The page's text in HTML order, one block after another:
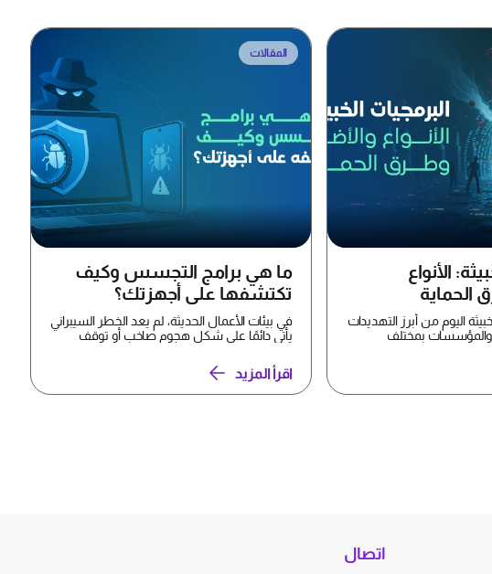
الأنواع
الحماية
اليوم من أبرز التهديدات
والمؤسسات بمختلف
المقالات
ما هي برامج التجسس وكيف
تكتشفها على أجهزتك؟
في بيئات الأعمال الحديثة، لم يعد الخطر السيبراني
يأتي دائمًا على شكل هجوم صاخب أو توقف
اقرأ المزيد
اتصال